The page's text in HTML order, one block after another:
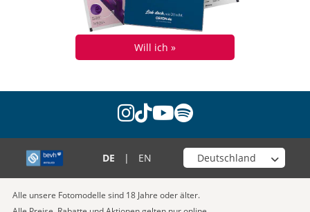
Will ich »
instagram
tiktok
youtube
spotify
DE | EN Wähle deinen Shop
Alle unsere Fotomodelle sind 18 Jahre oder älter.